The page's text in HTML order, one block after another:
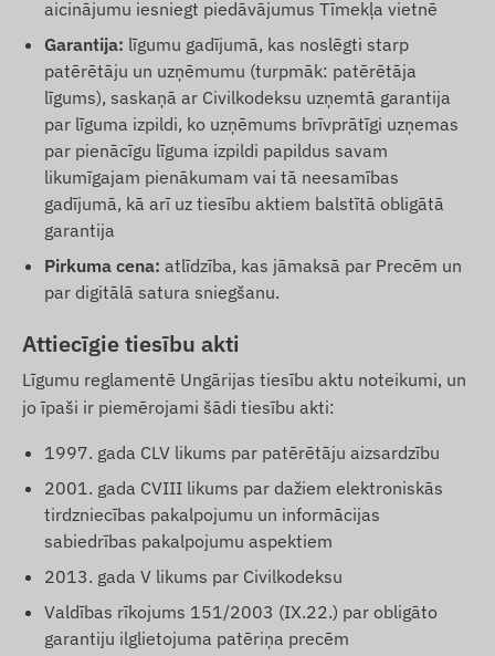
aicinājumu iesniegt piedāvājumus Tīmekļa vietnē
Garantija: līgumu gadījumā, kas noslēgti starp
patērētāju un uzņēmumu (turpmāk: patērētāja
līgums), saskaņā ar Civilkodeksu uzņemtā garantija
par līguma izpildi, ko uzņēmums brīvprātīgi uzņemas
par pienācīgu līguma izpildi papildus savam
likumīgajam pienākumam vai tā neesamības
gadījumā, kā arī uz tiesību aktiem balstītā obligātā
garantija
Pirkuma cena: atlīdzība, kas jāmaksā par Precēm un
par digitālā satura sniegšanu.
Attiecīgie tiesību akti
Līgumu reglamentē Ungārijas tiesību aktu noteikumi, un
jo īpaši ir piemērojami šādi tiesību akti:
1997. gada CLV likums par patērētāju aizsardzību
2001. gada CVIII likums par dažiem elektroniskās
tirdzniecības pakalpojumu un informācijas
sabiedrības pakalpojumu aspektiem
2013. gada V likums par Civilkodeksu
Valdības rīkojums 151/2003 (IX.22.) par obligāto
garantiju ilglietojuma patēriņa precēm